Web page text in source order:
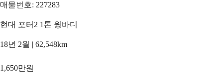
매물번호: 227283
현대 포터2 1톤 윙바디
18년 2월 | 62,548km
1,650만원